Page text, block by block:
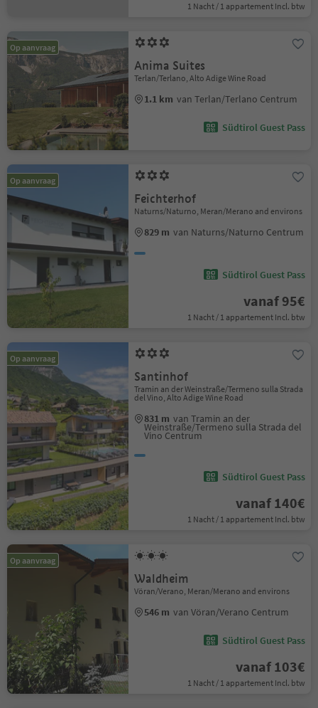
1 Nacht / 1 appartement Incl. btw
Op aanvraag
Anima Suites
Terlan/Terlano, Alto Adige Wine Road
1.1 km van Terlan/Terlano Centrum
Südtirol Guest Pass
Op aanvraag
Feichterhof
Naturns/Naturno, Meran/Merano and environs
829 m van Naturns/Naturno Centrum
Südtirol Guest Pass
vanaf 95€
1 Nacht / 1 appartement Incl. btw
Op aanvraag
Santinhof
Tramin an der Weinstraße/Termeno sulla Strada
del Vino, Alto Adige Wine Road
831 m van Tramin an der
Weinstraße/Termeno sulla Strada del
Vino Centrum
Südtirol Guest Pass
vanaf 140€
1 Nacht / 1 appartement Incl. btw
Op aanvraag
Waldheim
Vöran/Verano, Meran/Merano and environs
546 m van Vöran/Verano Centrum
Südtirol Guest Pass
vanaf 103€
1 Nacht / 1 appartement Incl. btw